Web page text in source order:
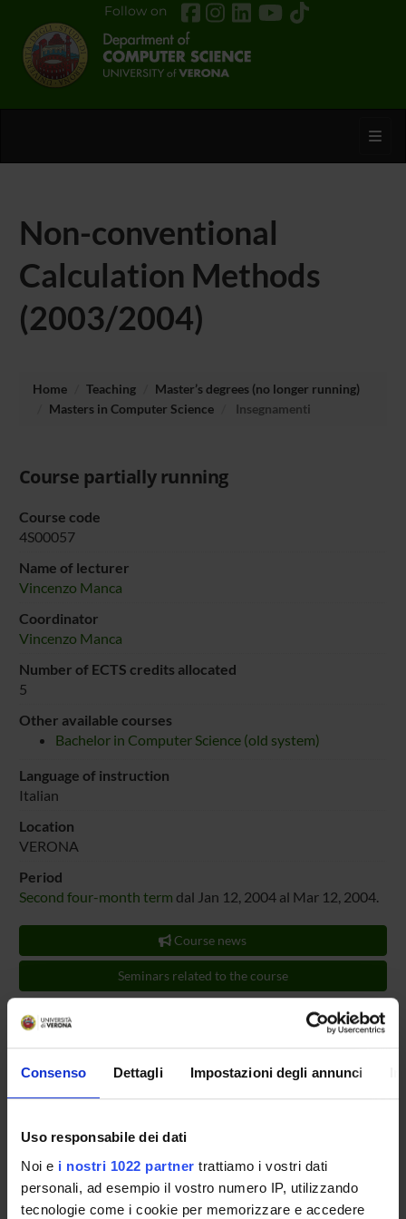
Consenso Dettagli Impostazioni degli annunci
Uso responsabile dei dati
Noi e i nostri 1022 partner trattiamo i vostri dati
personali, ad esempio il vostro numero IP, utilizzando
tecnologie come i cookie per memorizzare e accedere
Follow on
Non-conventional
Calculation Methods
(2003/2004)
Home Teaching
Master’s degrees (no longer running)
Masters in Computer Science
Insegnamenti
Course partially running
Course code
4S00057
Name of lecturer
Vincenzo Manca
Coordinator
Vincenzo Manca
Number of ECTS credits allocated
5
Other available courses
Bachelor in Computer Science (old system)
Language of instruction
Italian
Location
VERONA
Period
Second four-month term dal Jan 12, 2004 al Mar 12, 2004.
Course news
Seminars related to the course
LESSON TIMETABLE
|Modalita' di esame (html, it, 1 KB, 16/12/03)
|Programma del corso (html, it, 2 KB, 16/12/03)
(Show/Hide)